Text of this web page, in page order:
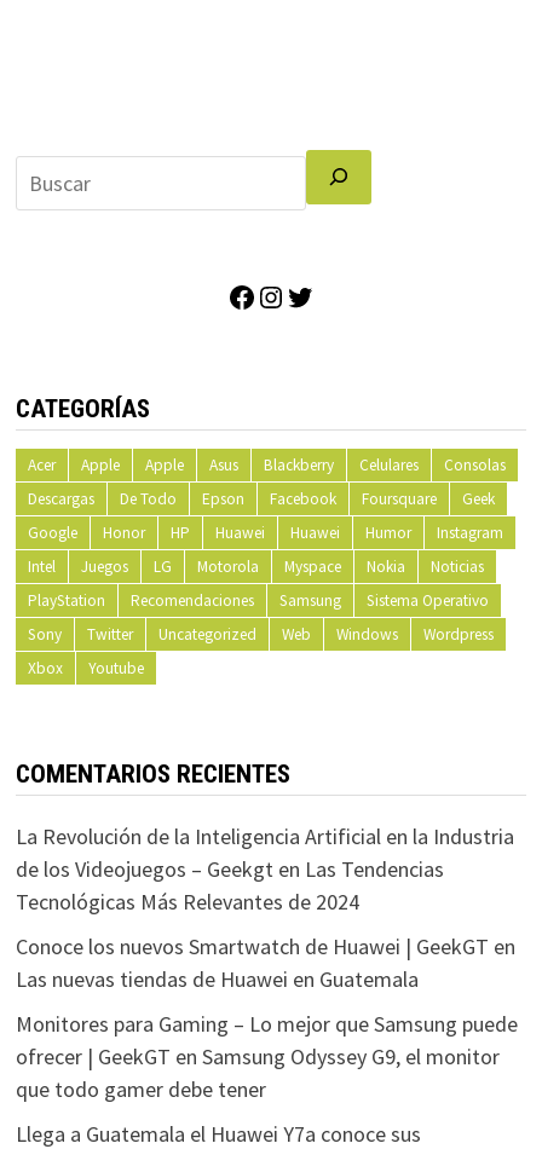
Facebook
Instagram
CATEGORÍAS
Acer Apple Apple Asus Blackberry Celulares
Consolas
Descargas
De Todo Epson Facebook Foursquare
Geek
Google
Honor HP Huawei Huawei Humor
Instagram
Intel
Juegos LG Motorola Myspace Nokia
Noticias
PlayStation
Recomendaciones Samsung
Sistema Operativo
Sony
Twitter Uncategorized Web Windows
Wordpress
Xbox
Youtube
COMENTARIOS RECIENTES
La Revolución de la Inteligencia Artificial en la Industria
de los Videojuegos – Geekgten Las Tendencias
Tecnológicas Más Relevantes de 2024
Conoce los nuevos Smartwatch de Huawei | GeekGT en
Las nuevas tiendas de Huawei en Guatemala
Monitores para Gaming – Lo mejor que Samsung puede
ofrecer | GeekGT en Samsung Odyssey G9, el monitor
que todo gamer debe tener
Llega a Guatemala el Huawei Y7a conoce sus